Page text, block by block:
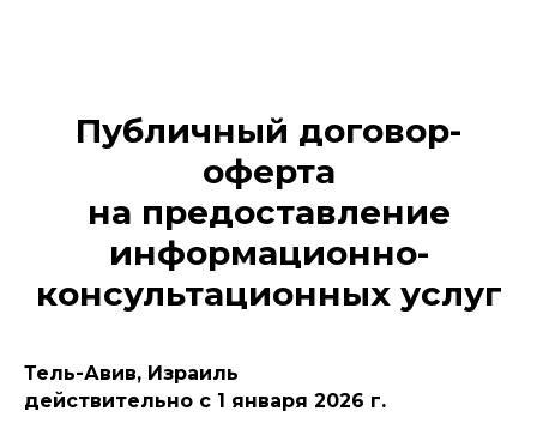
Публичный договор-
оферта
на предоставление
информационно-
консультационных услуг
Тель-Авив, Израиль
действительно с 1 января 2026 г.